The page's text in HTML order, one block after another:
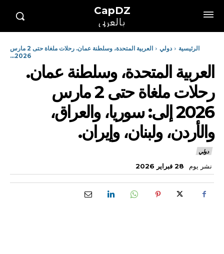
CapDZ
بالعربي
الرئيسية دولي
العربية المتحدة، وسلطنة عمان. رحلات ملغاة حتى 2 مارس
2026...
العربية المتحدة، وسلطنة عمان.
رحلات ملغاة حتى 2 مارس
2026 إلى: سوريا، والعراق،
والأردن، ولبنان، وإيران.
دولي
نشر يوم 28 فبراير 2026